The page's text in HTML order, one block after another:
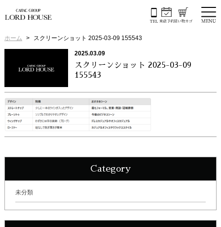
ホーム スクリーンショット 2025-03-09 155543
2025.03.09
スクリーンショット 2025-03-09
155543
Category
未分類